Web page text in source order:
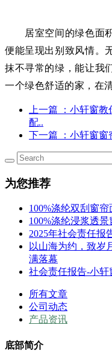
居室空间的绿色面积
便能呈现出别致风情。
抹不寻常的绿，能让我
一个绿色舒适的家，在
上一篇
：小轩窗
配..
下一篇
：小轩窗
为您推荐
100%涤纶双刮窗
100%涤纶浸浆透
2025年社会责任报
以山海为约，致岁
满落幕
社会责任报告-小轩
所有文章
公司动态
产品资讯
底部简介